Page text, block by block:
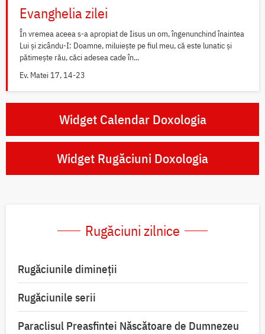
Evanghelia zilei
În vremea aceea s-a apropiat de Iisus un om, îngenunchind înaintea
Lui și zicându-I: Doamne, miluiește pe fiul meu, că este lunatic și
pătimește rău, căci adesea cade în...
Ev. Matei 17, 14-23
Widget Calendar Doxologia
Widget Rugăciuni Doxologia
Rugăciuni zilnice
Rugăciunile dimineții
Rugăciunile serii
Paraclisul Preasfintei Născătoare de Dumnezeu